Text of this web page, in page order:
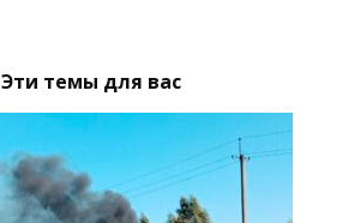
Эти темы для вас